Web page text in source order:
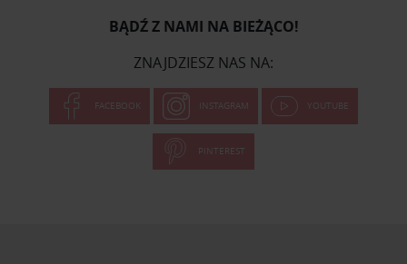
BĄDŹ Z NAMI NA BIEŻĄCO!
ZNAJDZIESZ NAS NA:
FACEBOOK INSTAGRAM YOUTUBE
PINTEREST